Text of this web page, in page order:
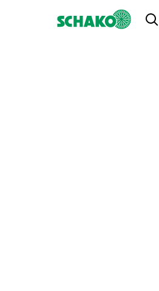
Startseite